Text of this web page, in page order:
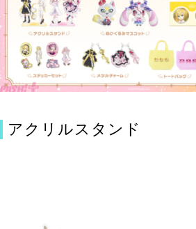
アクリルスタンド